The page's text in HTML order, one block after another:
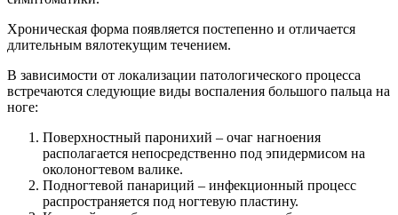
Хроническая форма появляется постепенно и отличается
длительным вялотекущим течением.
В зависимости от локализации патологического процесса
встречаются следующие виды воспаления большого пальца на
ноге:
Поверхностный паронихий – очаг нагноения
располагается непосредственно под эпидермисом на
околоногтевом валике.
Подногтевой панариций – инфекционный процесс
распространяется под ногтевую пластину.